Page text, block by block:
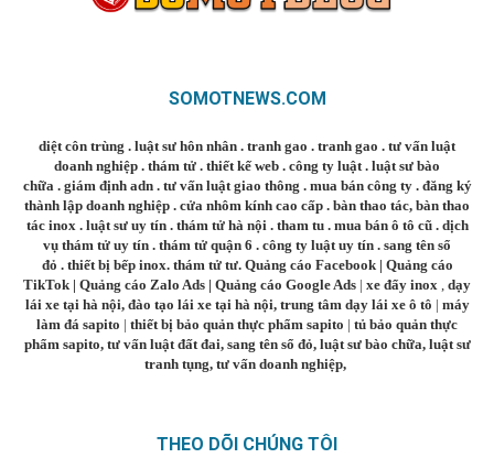
SOMOTNEWS.COM
diệt côn trùng . luật sư hôn nhân . tranh gao . tranh gao . tư vấn luật
doanh nghiệp . thám tử . thiết kế web . công ty luật. luật sư bào
chữa. giám định adn. tư vấn luật giao thông . mua bán công ty. đăng ký
thành lập doanh nghiệp . cửa nhôm kính cao cấp . bàn thao tác, bàn thao
tác inox. luật sư uy tín. thám tử hà nội. tham tu. mua bán ô tô cũ. dịch
vụ thám tử uy tín . thám tử quận 6 . công ty luật uy tín . sang tên sổ
đỏ . thiết bị bếp inox. thám tử tư. Quảng cáo Facebook| Quảng cáo
TikTok | Quảng cáo Zalo Ads | Quảng cáo Google Ads | xe đẩy inox , dạy
lái xe tại hà nội, đào tạo lái xe tại hà nội, trung tâm dạy lái xe ô tô | máy
làm đá sapito | thiết bị bảo quản thực phẩm sapito | tủ bảo quản thực
phẩm sapito, tư vấn luật đất đai, sang tên sổ đỏ, luật sư bào chữa, luật sư
tranh tụng, tư vấn doanh nghiệp,
THEO DÕI CHÚNG TÔI